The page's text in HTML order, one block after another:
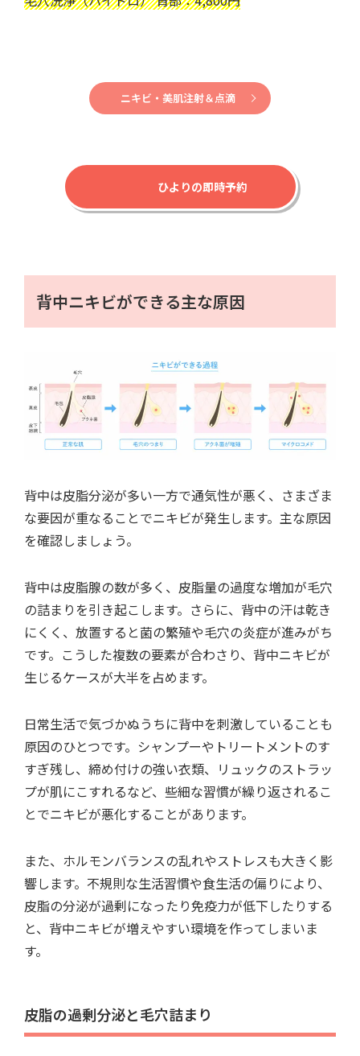
ニキビ・美肌注射＆点滴
ひよりの即時予約
背中ニキビができる主な原因
背中は皮脂分泌が多い一方で通気性が悪く、さまざま
な要因が重なることでニキビが発生します。主な原因
を確認しましょう。
背中は皮脂腺の数が多く、皮脂量の過度な増加が毛穴
の詰まりを引き起こします。さらに、背中の汗は乾き
にくく、放置すると菌の繁殖や毛穴の炎症が進みがち
です。こうした複数の要素が合わさり、背中ニキビが
生じるケースが大半を占めます。
日常生活で気づかぬうちに背中を刺激していることも
原因のひとつです。シャンプーやトリートメントのす
すぎ残し、締め付けの強い衣類、リュックのストラッ
プが肌にこすれるなど、些細な習慣が繰り返されるこ
とでニキビが悪化することがあります。
また、ホルモンバランスの乱れやストレスも大きく影
響します。不規則な生活習慣や食生活の偏りにより、
皮脂の分泌が過剰になったり免疫力が低下したりする
と、背中ニキビが増えやすい環境を作ってしまいま
す。
皮脂の過剰分泌と毛穴詰まり